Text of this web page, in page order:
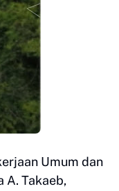
Umum dan
A. Takaeb,